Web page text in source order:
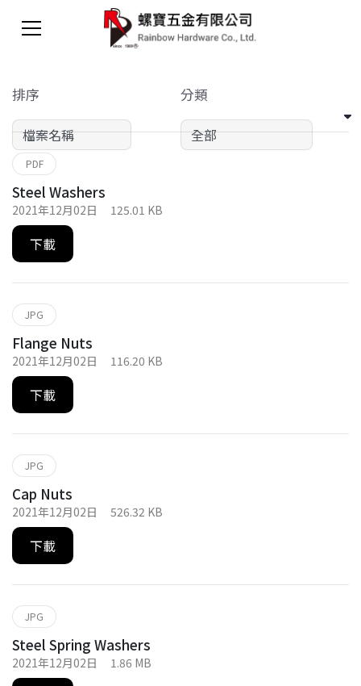
排序 分類
PDF
Steel Washers
2021年12月02日 125.01 KB
下載
JPG
Flange Nuts
2021年12月02日 116.20 KB
下載
JPG
Cap Nuts
2021年12月02日 526.32 KB
下載
JPG
Steel Spring Washers
2021年12月02日 1.86 MB